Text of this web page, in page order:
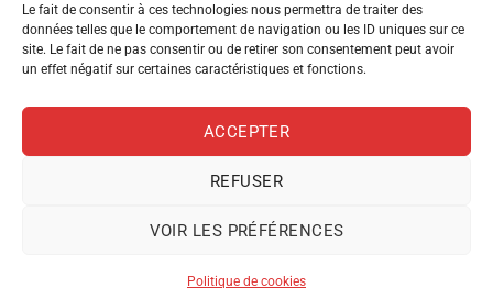
Le fait de consentir à ces technologies nous permettra de traiter des
données telles que le comportement de navigation ou les ID uniques sur ce
site. Le fait de ne pas consentir ou de retirer son consentement peut avoir
un effet négatif sur certaines caractéristiques et fonctions.
ACCEPTER
REFUSER
VOIR LES PRÉFÉRENCES
Politique de cookies
et des remises.
Copyright 2026 ©Pro Distribution